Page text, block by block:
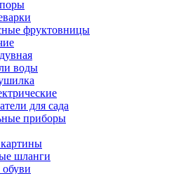
фруктовницы
воды
для сада
приборы
шланги